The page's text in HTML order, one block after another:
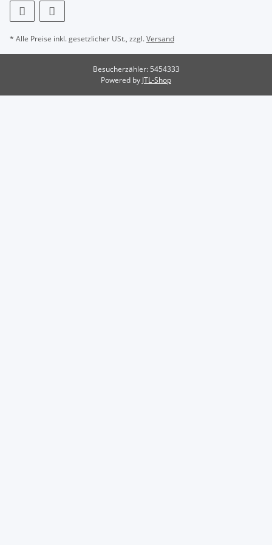
* Alle Preise inkl. gesetzlicher USt., zzgl.Versand
Besucherzähler: 5454333
Powered by JTL-Shop